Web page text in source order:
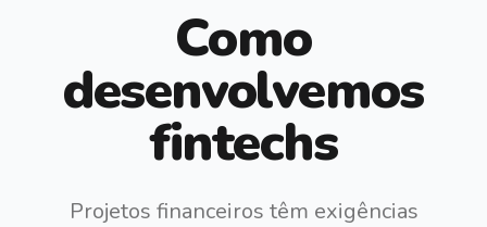
Como
desenvolvemos
fintechs
Projetos financeiros têm exigências